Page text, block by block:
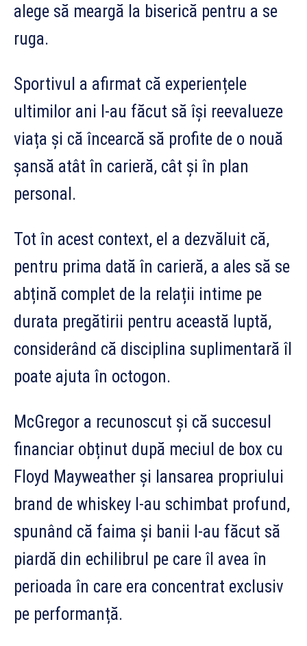
alege să meargă la biserică pentru a se
ruga.
Sportivul a afirmat că experiențele
ultimilor ani l-au făcut să își reevalueze
viața și că încearcă să profite de o nouă
șansă atât în carieră, cât și în plan
personal.
Tot în acest context, el a dezvăluit că,
pentru prima dată în carieră, a ales să se
abțină complet de la relații intime pe
durata pregătirii pentru această luptă,
considerând că disciplina suplimentară îl
poate ajuta în octogon.
McGregor a recunoscut și că succesul
financiar obținut după meciul de box cu
Floyd Mayweather și lansarea propriului
brand de whiskey l-au schimbat profund,
spunând că faima și banii l-au făcut să
piardă din echilibrul pe care îl avea în
perioada în care era concentrat exclusiv
pe performanță.